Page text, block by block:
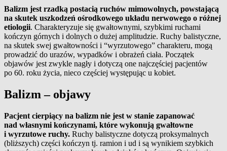
Balizm jest rzadką postacią ruchów mimowolnych, powstającą
na skutek uszkodzeń ośrodkowego układu nerwowego o różnej
etiologii. Charakteryzuje się gwałtownymi, szybkimi ruchami
kończyn górnych i dolnych o dużej amplitudzie. Ruchy balistyczne,
na skutek swej gwałtowności i “wyrzutowego” charakteru, mogą
prowadzić do urazów, wypadków i obrażeń ciała. Początek
objawów jest zwykle nagły i dotyczą one najczęściej pacjentów
po 60. roku życia, nieco częściej występując u kobiet.
Balizm – objawy
Pacjent cierpiący na balizm nie jest w stanie zapanować
nad własnymi kończynami, które wykonują gwałtowne
i wyrzutowe ruchy. Ruchy balistyczne dotyczą proksymalnych
(bliższych) części kończyn tj. ramion i ud i są wynikiem szybkich